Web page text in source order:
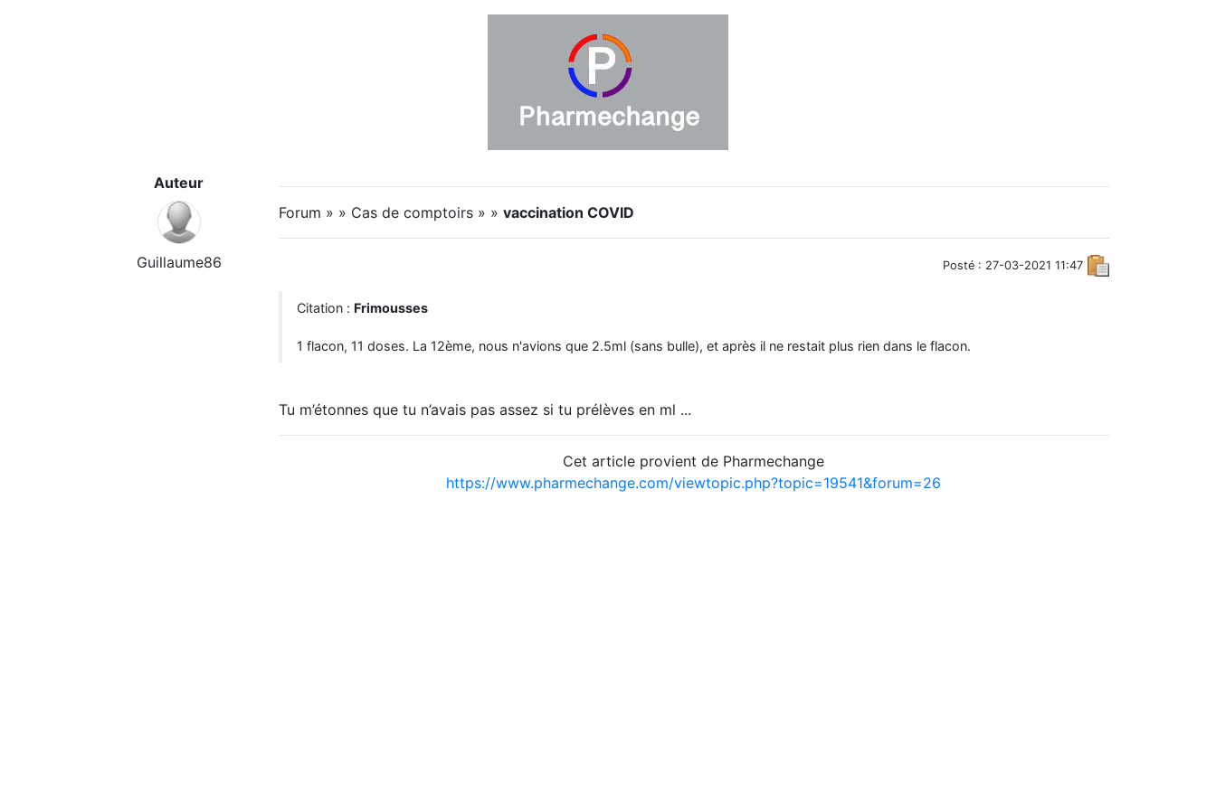
Auteur
Guillaume86
Forum » » Cas de comptoirs » » vaccination COVID
Posté : 27-03-2021 11:47
Citation : Frimousses
1 flacon, 11 doses. La 12ème, nous n'avions que 2.5ml (sans bulle), et après il ne restait plus rien dans le flacon.
Tu m’étonnes que tu n’avais pas assez si tu prélèves en ml ...
Cet article provient de Pharmechange
https://www.pharmechange.com/viewtopic.php?topic=19541&forum=26